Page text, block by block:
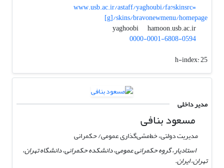
www.usb.ac.ir/astaff/yaghoubi/fa?skinsrc=
[g]/skins/bravonewmenu/homepage
yaghoobi
hamoon.usb.ac.ir
0000-0001-6808-0594
h-index:25
مدیر داخلی
مسعود بنافی
مدیریت دولتی، خط‌مشی‌گذاری عمومی/ حکمرانی
استادیار، گروه حکمرانی عمومی، دانشکده حکمرانی، دانشگاه تهران،
تهران، ایران.